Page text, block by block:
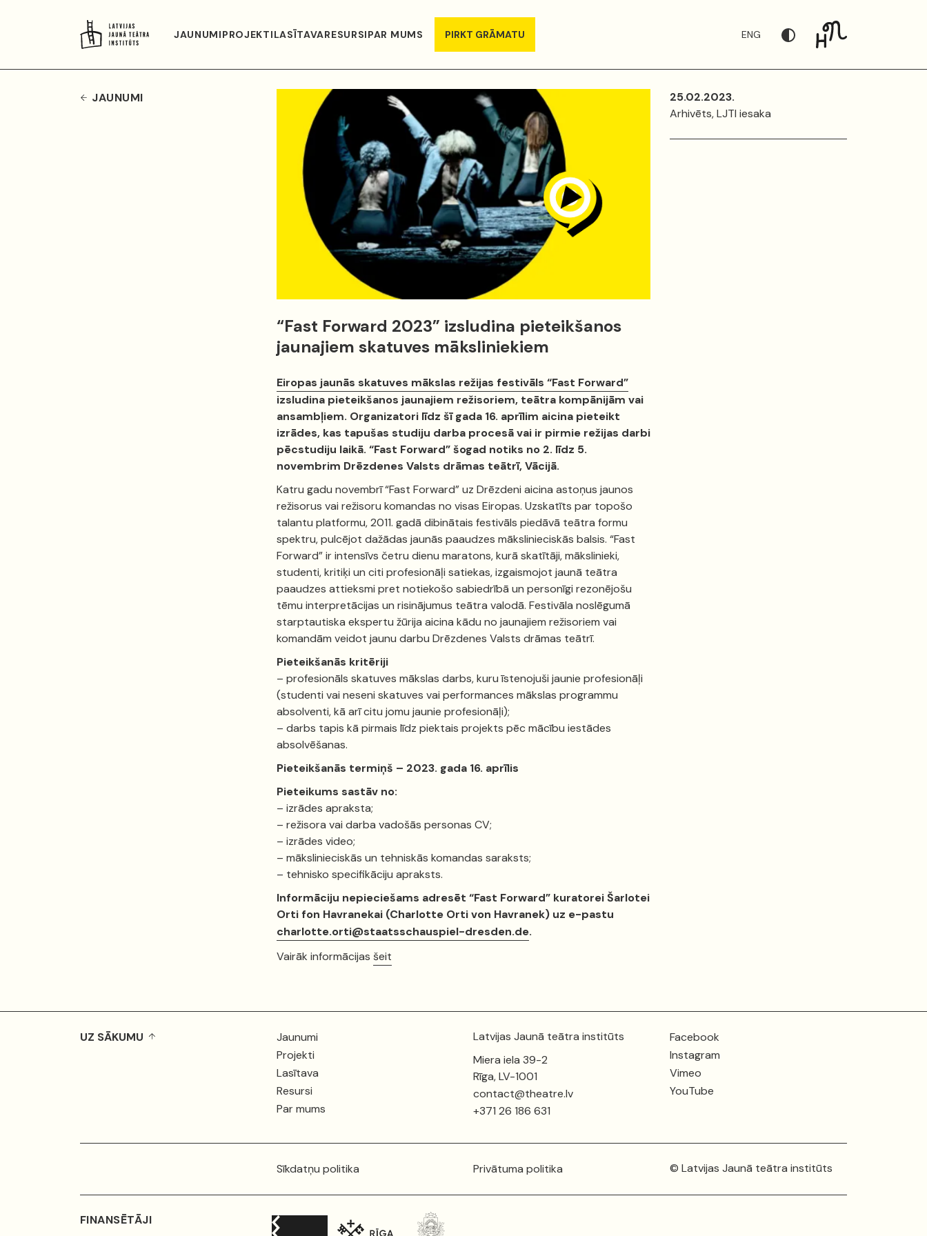
JAUNUMIPROJEKTILASĪTAVARESURSIPAR MUMS PIRKT GRĀMATU ENG
JAUNUMI
“Fast Forward 2023” izsludina pieteikšanos
jaunajiem skatuves māksliniekiem
Eiropas jaunās skatuves mākslas režijas festivāls “Fast Forward”
izsludina pieteikšanos jaunajiem režisoriem, teātra kompānijām vai
ansambļiem. Organizatori līdz šī gada 16. aprīlim aicina pieteikt
izrādes, kas tapušas studiju darba procesā vai ir pirmie režijas darbi
pēcstudiju laikā. “Fast Forward” šogad notiks no 2. līdz 5.
novembrim Drēzdenes Valsts drāmas teātrī, Vācijā.
Katru gadu novembrī “Fast Forward” uz Drēzdeni aicina astoņus jaunos
režisorus vai režisoru komandas no visas Eiropas. Uzskatīts par topošo
talantu platformu, 2011. gadā dibinātais festivāls piedāvā teātra formu
spektru, pulcējot dažādas jaunās paaudzes mākslinieciskās balsis. “Fast
Forward” ir intensīvs četru dienu maratons, kurā skatītāji, mākslinieki,
studenti, kritiķi un citi profesionāļi satiekas, izgaismojot jaunā teātra
paaudzes attieksmi pret notiekošo sabiedrībā un personīgi rezonējošu
tēmu interpretācijas un risinājumus teātra valodā. Festivāla noslēgumā
starptautiska ekspertu žūrija aicina kādu no jaunajiem režisoriem vai
komandām veidot jaunu darbu Drēzdenes Valsts drāmas teātrī.
Pieteikšanās kritēriji
– profesionāls skatuves mākslas darbs, kuru īstenojuši jaunie profesionāļi
(studenti vai neseni skatuves vai performances mākslas programmu
absolventi, kā arī citu jomu jaunie profesionāļi);
– darbs tapis kā pirmais līdz piektais projekts pēc mācību iestādes
absolvēšanas.
Pieteikšanās termiņš – 2023. gada 16. aprīlis
Pieteikums sastāv no:
– izrādes apraksta;
– režisora vai darba vadošās personas CV;
– izrādes video;
– mākslinieciskās un tehniskās komandas saraksts;
– tehnisko specifikāciju apraksts.
Informāciju nepieciešams adresēt “Fast Forward” kuratorei Šarlotei
Orti fon Havranekai (Charlotte Orti von Havranek) uz e-pastu
charlotte.orti@staatsschauspiel-dresden.de.
Vairāk informācijas šeit
25.02.2023.
Arhivēts, LJTI iesaka
UZ SĀKUMU
Jaunumi
Projekti
Lasītava
Resursi
Par mums
Latvijas Jaunā teātra institūts
Miera iela 39-2
Rīga, LV-1001
contact@theatre.lv
+371 26 186 631
Facebook
Instagram
Vimeo
YouTube
Sīkdatņu politika Privātuma politika © Latvijas Jaunā teātra institūts
FINANSĒTĀJI